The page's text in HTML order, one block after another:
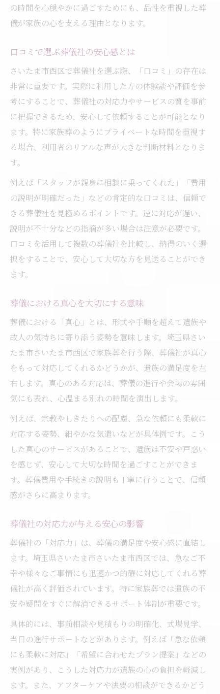
費用面で納得できる事前見積もりのコツ
葬儀費用補助や安いプランの確認方法
信頼できる葬儀社を見極めるポイント
葬儀品性が高いスタッフの対応力を比較
家族葬で重視される葬儀社の特徴とは
葬儀社一覧から納得の選択をする基準
葬儀費用の透明性と誠実な説明が重要
安心して相談できる葬儀の進め方とは
家族葬で相談時に確認すべき事項
口コミ評価の高い葬儀社の相談対応
葬儀費用や流れを丁寧に説明する意義
安心して任せられる葬儀相談の進め方
の時間を心穏やかに過ごすためにも、品性を重視した葬
儀が家族の心を支える理由となります。
口コミで選ぶ葬儀社の安心感とは
さいたま市西区で葬儀社を選ぶ際、「口コミ」の存在は
非常に重要です。実際に利用した方の体験談や評価を参
考にすることで、葬儀社の対応力やサービスの質を事前
に把握できるため、安心して依頼することが可能となり
ます。特に家族葬のようにプライベートな時間を重視す
る場合、利用者のリアルな声が大きな判断材料となりま
す。
例えば「スタッフが親身に相談に乗ってくれた」「費用
の説明が明確だった」などの肯定的な口コミは、信頼で
きる葬儀社を見極めるポイントです。逆に対応が遅い、
説明が不十分などの指摘が多い場合は注意が必要です。
口コミを活用して複数の葬儀社を比較し、納得のいく選
択をすることで、安心して大切な方を見送ることができ
ます。
葬儀における真心を大切にする意味
葬儀における「真心」とは、形式や手順を超えて遺族や
故人の気持ちに寄り添う姿勢を意味します。埼玉県さい
たま市さいたま市西区で家族葬を行う際、葬儀社が真心
をもって対応してくれるかどうかが、遺族の満足度を左
右します。真心のある対応は、葬儀の進行や会場の雰囲
気にも表れ、心温まる別れの時間を演出します。
例えば、宗教やしきたりへの配慮、急な依頼にも柔軟に
対応する姿勢、細やかな気遣いなどが具体例です。こう
した真心のサービスがあることで、遺族は不安や戸惑い
を感じず、安心して大切な時間を過ごすことができま
す。葬儀費用や手続きの説明も丁寧に行うことで、信頼
感がさらに高まります。
葬儀社の対応力が与える安心の影響
葬儀社の「対応力」は、葬儀の満足度や安心感に直結し
ます。埼玉県さいたま市さいたま市西区では、急なご不
幸や様々なご事情にも迅速かつ的確に対応してくれる葬
儀社が高く評価されています。特に家族葬では遺族の不
安や疑問をすぐに解消できるサポート体制が重要です。
具体的には、事前相談や見積もりの明確化、式場見学、
当日の進行サポートなどがあります。例えば「急な依頼
にも柔軟に対応」「希望に合わせたプラン提案」などの
実例があり、こうした対応力が遺族の心の負担を軽減し
ます。また、アフターケアや法要の相談ができるかどう